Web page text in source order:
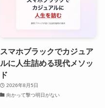
スマホブラックでカジュア
ルに人生詰める現代メソッ
ド
2026年8月5日
向かって撃つ明日がない